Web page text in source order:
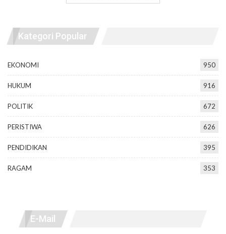
Kategori Popular
EKONOMI 950
HUKUM 916
POLITIK 672
PERISTIWA 626
PENDIDIKAN 395
RAGAM 353
E-Mail